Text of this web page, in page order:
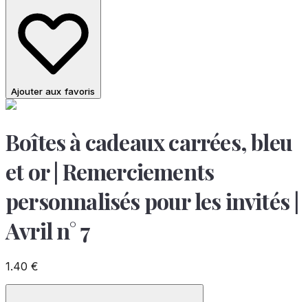
Ajouter aux favoris
Boîtes à cadeaux carrées, bleu
et or | Remerciements
personnalisés pour les invités |
Avril n° 7
1.40 €